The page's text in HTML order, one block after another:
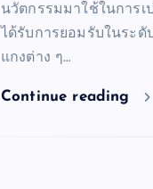
นวัตกรรมมาใช้ในการ
ได้รับการยอมรับในระ
แกงต่าง ๆ…
Continue reading